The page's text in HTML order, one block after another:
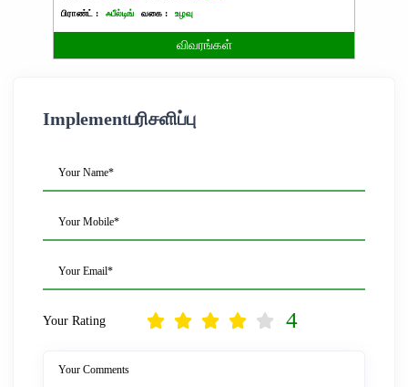
பிராண்ட் :
ஃபீல்டிங் வகை : உழவு
விவரங்கள்
Implementபரிசளிப்பு
Your Name*
Your Mobile*
Your Email*
Your Rating 4
Your Comments